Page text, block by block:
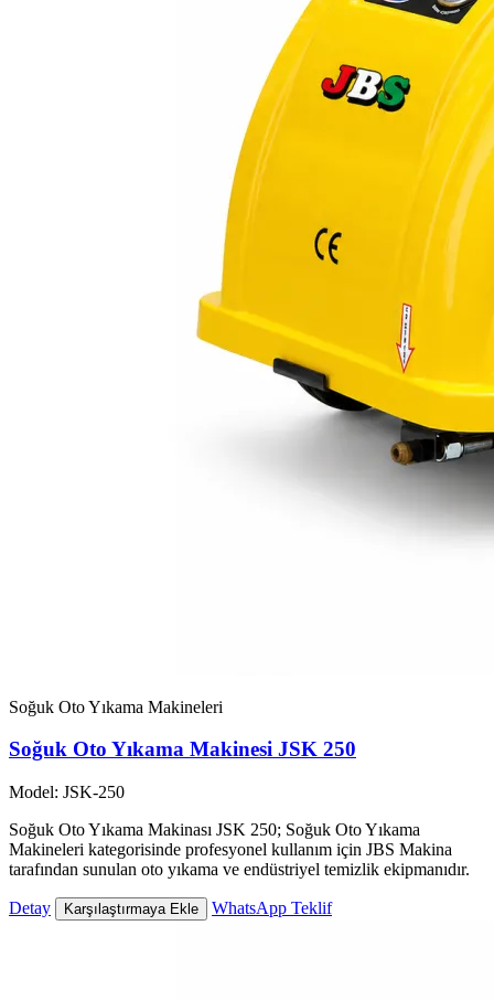
Soğuk Oto Yıkama Makineleri
Soğuk Oto Yıkama Makinesi JSK 250
Model: JSK-250
Soğuk Oto Yıkama Makinası JSK 250; Soğuk Oto Yıkama
Makineleri kategorisinde profesyonel kullanım için JBS Makina
tarafından sunulan oto yıkama ve endüstriyel temizlik ekipmanıdır.
Detay Karşılaştırmaya Ekle WhatsApp Teklif